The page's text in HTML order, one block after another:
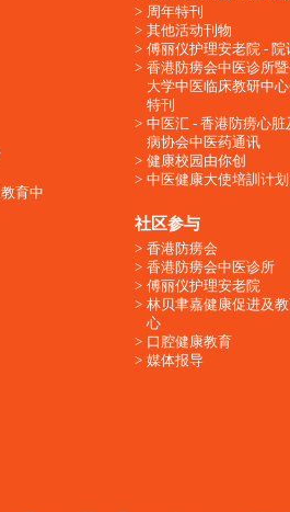
育中
周年特刊
其他活动刊物
傅丽仪护理安老院 - 院
香港防痨会中医诊所
大学中医临床教研中
特刊
中医汇 - 香港防痨心脏
病协会中医药通讯
健康校园由你创
中医健康大使培訓计划
社区参与
香港防痨会
香港防痨会中医诊所
傅丽仪护理安老院
林贝聿嘉健康促进及
心
口腔健康教育
媒体报导